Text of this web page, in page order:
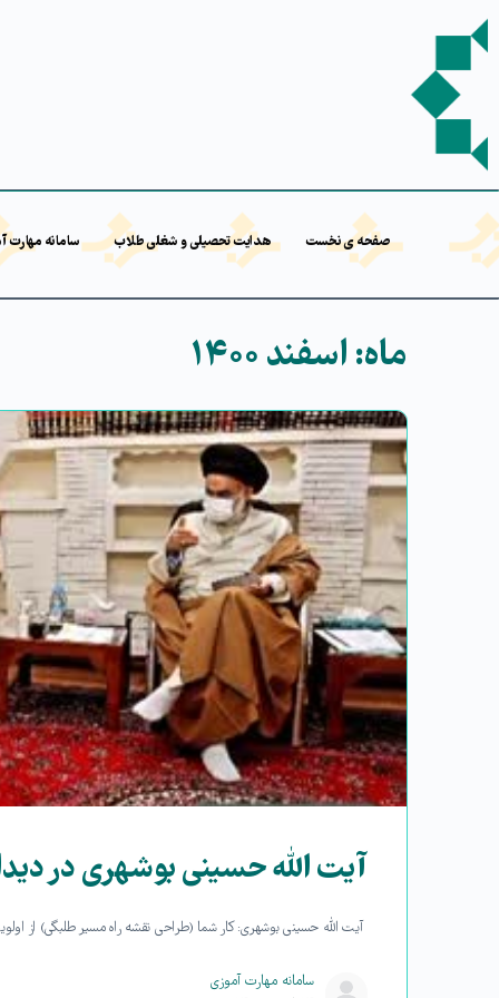
صفحه ی نخست هدایت تحصیلی و شغلی طلاب سامانه مهارت
ماه:اسفند ۱۴۰۰
آیت الله حسینی بوشهری در
آیت الله حسینی بوشهری: کار شما (طراحی نقشه راه مسیر طلبگی) از
سامانه مهارت آموزی